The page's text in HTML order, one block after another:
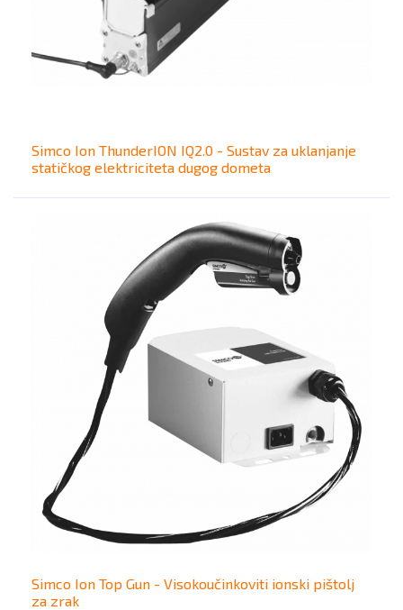
Simco Ion ThunderION IQ2.0 - Sustav za uklanjanje
statičkog elektriciteta dugog dometa
Simco Ion Top Gun - Visokoučinkoviti ionski pištolj
za zrak